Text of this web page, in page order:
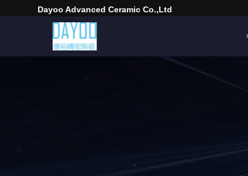
Dayoo Advanced Ceramic Co.,Ltd